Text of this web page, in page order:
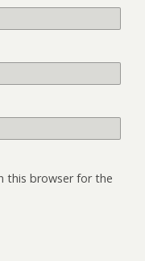
this browser for the